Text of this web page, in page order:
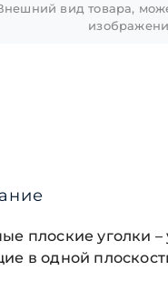
вид товара,
плоские уголки
в одной